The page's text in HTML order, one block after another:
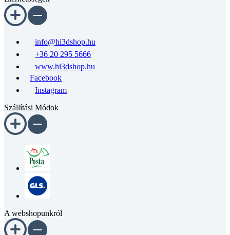
info@hi3dshop.hu
+36 20 295 5666
www.hi3dshop.hu
Facebook
Instagram
Szállítási Módok
A webshopunkról